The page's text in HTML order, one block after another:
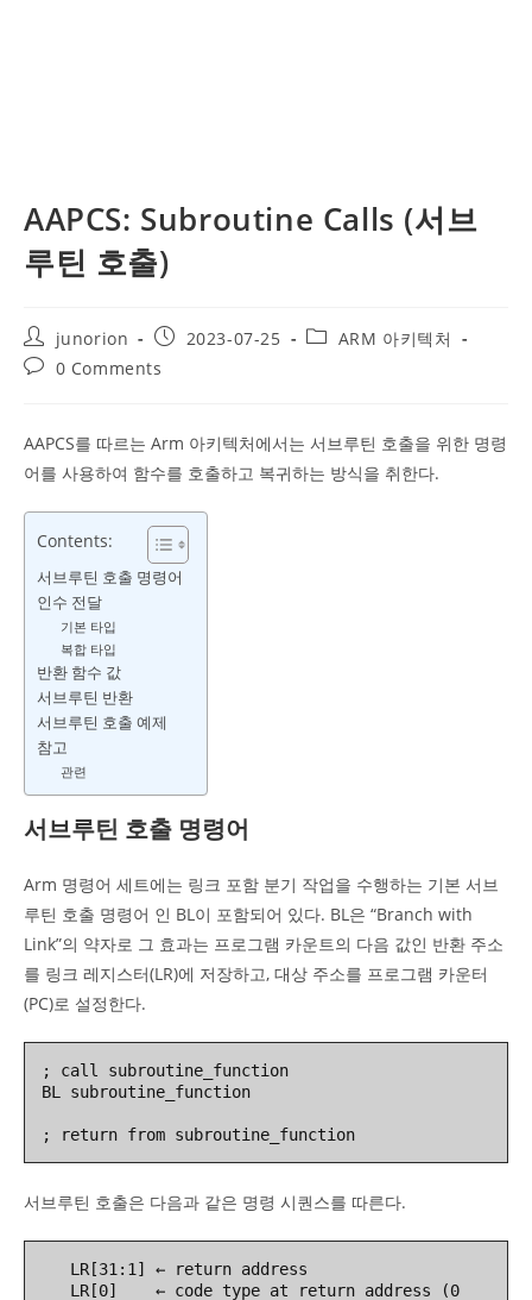
AAPCS: Subroutine Calls (서브
루틴 호출)
Post
author:
junorion
Post2023-07-25
PostARM 아키텍처
Post0 Comments
AAPCS를 따르는 Arm 아키텍처에서는 서브루틴 호출을 위한 명령
어를 사용하여 함수를 호출하고 복귀하는 방식을 취한다.
Contents:
서브루틴 호출 명령어
인수 전달
기본 타입
복합 타입
반환 함수 값
서브루틴 반환
서브루틴 호출 예제
참고
관련
서브루틴 호출 명령어
Arm 명령어 세트에는 링크 포함 분기 작업을 수행하는 기본 서브
루틴 호출 명령어 인 BL이 포함되어 있다. BL은 “Branch with
Link”의 약자로 그 효과는 프로그램 카운트의 다음 값인 반환 주소
를 링크 레지스터(LR)에 저장하고, 대상 주소를 프로그램 카운터
(PC)로 설정한다.
; call subroutine_function
BL subroutine_function
서브루틴 호출은 다음과 같은 명령 시퀀스를 따른다.